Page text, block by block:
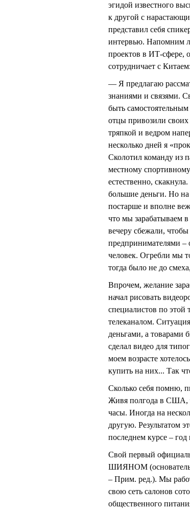
эгидой известного
к другой с
представил себя
интервью. Напомним
проектов в ИТ-сфере,
сотрудничает с Китаем:
— Я предлагаю
знаниями и связями.
быть
отцы привозили своих
тряпкой и ведром
несколько дней я
Сколотил команду из
местному
естественно,
большие деньги. Но
постарше и вполне
что мы зарабатываем
вечеру сбежали,
предпринимателями –
человек. Огребли мы
тогда было не до
Впрочем, желание
начал рисовать
специалистов по этой
телеканалом.
деньгами, а товарами
сделал видео для
моем возрасте
купить на них... Так
Сколько себя помню,
Живя полгода в США,
часы. Иногда на
другую. Результатом
последнем курсе –
Свой первый
ШИЯНОМ (основатель
– Прим. ред.). Мы
свою сеть салонов
общественного